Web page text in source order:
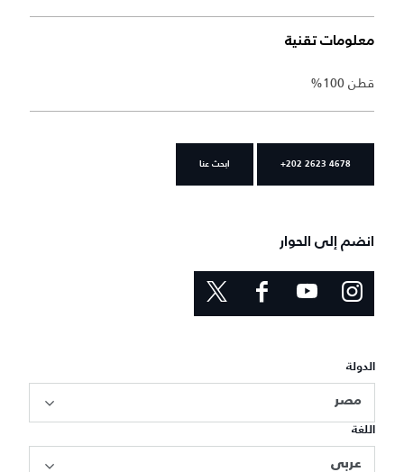
معلومات تقنية
قطن 100%
+202 2623 4678 ابحث عنا
انضم إلى الحوار
الدولة
مصر
اللغة
عربي